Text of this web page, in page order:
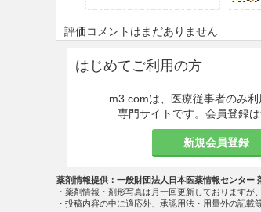
9.7 小児等
9.7.1 低出生
酸素濃度を
定して8.0〜
とがある。
酸素の投与
評価コメントはまだありません
はじめてご利用の方
m3.comは、医療従事者のみ
専門サイトです。会員登録は
新規会員登録
薬剤情報提供：一般財団法人日本医薬情報センター
・薬剤情報・剤形写真は月一回更新しております
・投稿内容の中に適応外、承認用法・用量外の記載